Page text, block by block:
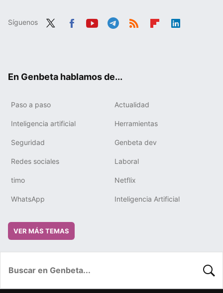
Síguenos
En Genbeta hablamos de...
Paso a paso Actualidad
Inteligencia artificial Herramientas
Seguridad Genbeta dev
Redes sociales Laboral
timo Netflix
WhatsApp Inteligencia Artificial
VER MÁS TEMAS